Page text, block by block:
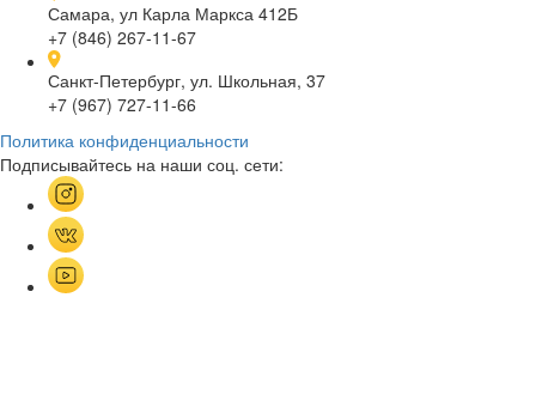
Самара, ул Карла Маркса 412Б
+7 (846) 267-11-67
Санкт-Петербург, ул. Школьная, 37
+7 (967) 727-11-66
Политика конфиденциальности
Подписывайтесь на наши соц. сети: